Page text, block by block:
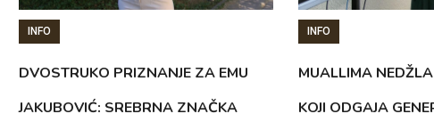
INFO
DVOSTRUKO PRIZNANJE ZA EMU
JAKUBOVIĆ: SREBRNA ZNAČKA
INFO
MUALLIMA
KOJI ODGAJA